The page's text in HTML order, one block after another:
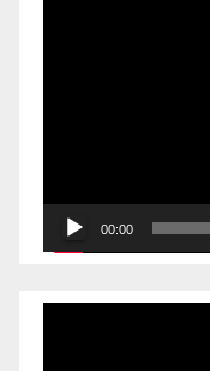
00:00